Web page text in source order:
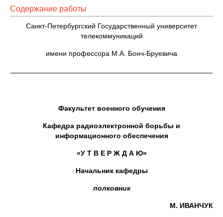
Содержание работы
Санкт-Петербургский Государственный университет
телекоммуникаций
имени профессора М.А. Бонч-Бруевича
Факультет военного обучения
Кафедра радиоэлектронной борьбы и
информационного обеспечения
«У Т В Е Р Ж Д А Ю»
Начальник кафедры
полковник
М. ИВАНЧУК